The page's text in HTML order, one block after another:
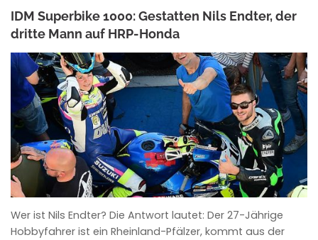
IDM Superbike 1000: Gestatten Nils Endter, der
dritte Mann auf HRP-Honda
ANKE WIECZOREK
Wer ist Nils Endter? Die Antwort lautet: Der 27-Jährige
Hobbyfahrer ist ein Rheinland-Pfälzer, kommt aus der